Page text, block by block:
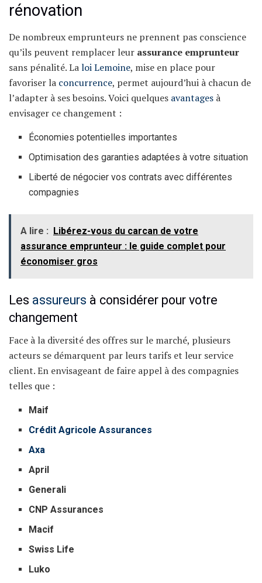
rénovation
De nombreux emprunteurs ne prennent pas conscience
qu’ils peuvent remplacer leur assurance emprunteur
sans pénalité. Laloi Lemoine, mise en place pour
favoriser la concurrence, permet aujourd’hui à chacun de
l’adapter à ses besoins. Voici quelques avantages à
envisager ce changement :
Économies potentielles importantes
Optimisation des garanties adaptées à votre situation
Liberté de négocier vos contrats avec différentes
compagnies
A lire : Libérez-vous du carcan de votre
assurance emprunteur : le guide complet pour
économiser gros
Les assureurs à considérer pour votre
changement
Face à la diversité des offres sur le marché, plusieurs
acteurs se démarquent par leurs tarifs et leur service
client. En envisageant de faire appel à des compagnies
telles que :
Maif
Crédit Agricole Assurances
Axa
April
Generali
CNP Assurances
Macif
Swiss Life
Luko